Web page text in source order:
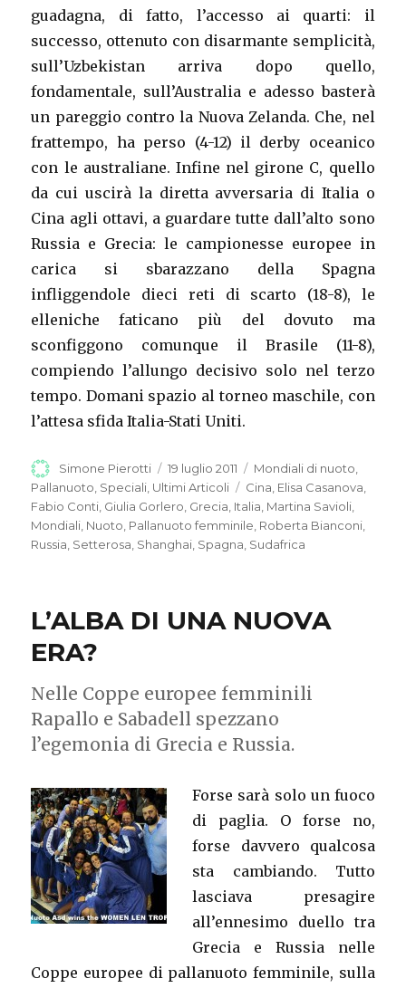
guadagna, di fatto, l’accesso ai quarti: il
successo, ottenuto con disarmante semplicità,
sull’Uzbekistan arriva dopo quello,
fondamentale, sull’Australia e adesso basterà
un pareggio contro la Nuova Zelanda. Che, nel
frattempo, ha perso (4-12) il derby oceanico
con le australiane. Infine nel girone C, quello
da cui uscirà la diretta avversaria di Italia o
Cina agli ottavi, a guardare tutte dall’alto sono
Russia e Grecia: le campionesse europee in
carica si sbarazzano della Spagna
infliggendole dieci reti di scarto (18-8), le
elleniche faticano più del dovuto ma
sconfiggono comunque il Brasile (11-8),
compiendo l’allungo decisivo solo nel terzo
tempo. Domani spazio al torneo maschile, con
l’attesa sfida Italia-Stati Uniti.
Autore
Simone Pierotti
Pubblicato
il
19 luglio 2011 Categorie
Mondiali di nuoto
Pallanuoto Speciali Ultimi Articoli Tag
Cina Elisa Casanova
Fabio Conti Giulia Gorlero Grecia Italia Martina Savioli
Mondiali Nuoto Pallanuoto femminile Roberta Bianconi
Russia Setterosa Shanghai Spagna Sudafrica
L’ALBA DI UNA NUOVA
ERA?
Nelle Coppe europee femminili
Rapallo e Sabadell spezzano
l’egemonia di Grecia e Russia.
Forse sarà solo un fuoco
di paglia. O forse no,
forse davvero qualcosa
sta cambiando. Tutto
lasciava presagire
all’ennesimo duello tra
Grecia e Russia nelle
Coppe europee di pallanuoto femminile, sulla